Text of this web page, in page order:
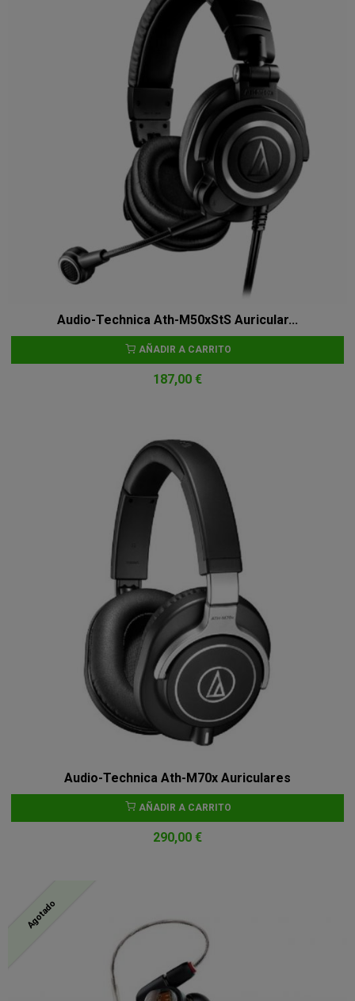
Audio-Technica Ath-M50xStS Auricular...
AÑADIR A CARRITO
187,00 €
Audio-Technica Ath-M70x Auriculares
AÑADIR A CARRITO
290,00 €
Agotado